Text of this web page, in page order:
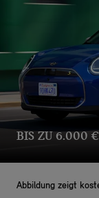
BIS ZU 6.000 €
Abbildung zeigt